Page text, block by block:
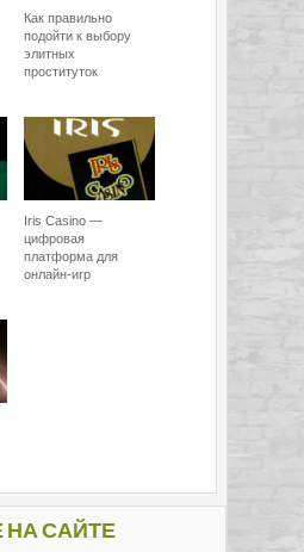
Как правильно
подойти к выбору
элитных
проституток
Iris Casino —
цифровая
платформа для
онлайн-игр
САЙТЕ